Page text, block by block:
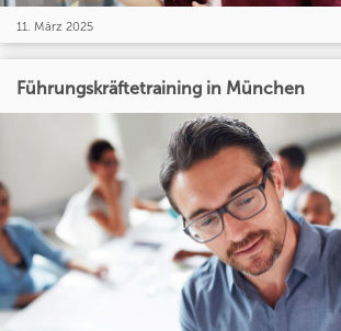
11. März 2025
Führungskräftetraining in München